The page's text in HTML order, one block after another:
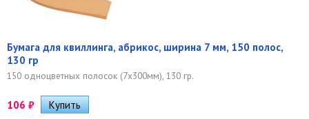
Бумага для квиллинга, абрикос, ширина 7 мм, 150 полос,
130 гр
150 одноцветных полосок (7х300мм), 130 гр.
106 ₽